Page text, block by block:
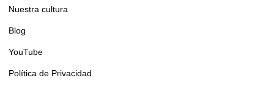
Nuestra cultura
Blog
YouTube
Política de Privacidad